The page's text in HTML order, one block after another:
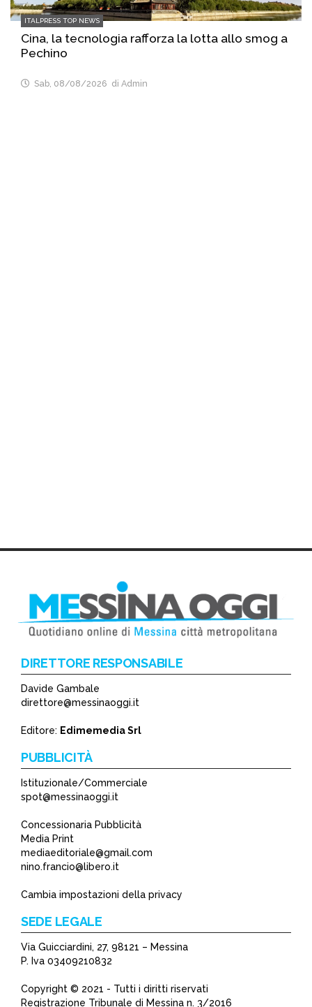
ITALPRESS TOP NEWS
Cina, la tecnologia rafforza la lotta allo smog a
Pechino
Sab, 08/08/2026 di Admin
DIRETTORE RESPONSABILE
Davide Gambale
direttore@messinaoggi.it
Editore: Edimemedia Srl
PUBBLICITÀ
Istituzionale/Commerciale
spot@messinaoggi.it
Concessionaria Pubblicità
Media Print
mediaeditoriale@gmail.com
nino.francio@libero.it
Cambia impostazioni della privacy
SEDE LEGALE
Via Guicciardini, 27, 98121 – Messina
P. Iva 03409210832
Copyright © 2021 - Tutti i diritti riservati
Registrazione Tribunale di Messina n. 3/2016